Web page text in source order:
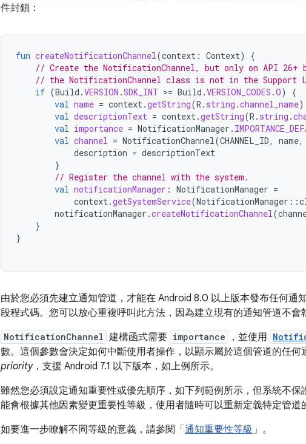
件封鎖：
fun createNotificationChannel(context : Context)
{
// Create the NotificationChannel, but only on API 26+
// the NotificationChannel class is not in the Support
if (Build .VERSION .SDK_INT >= Build .VERSION_CODES .O)
{
val name = context.getString(R . string .channel_name)
val descriptionText = context.getString(R . string .
val importance = NotificationManager .
val channel = NotificationChannel(CHANNEL_ID, name,
description = descriptionText
}
// Register the channel with the system.
val notificationManager : NotificationManager =
context.getSystemService(NotificationManager ::
notificationManager .createNotificationChannel(
}
}
由於您必須先建立通知管道，才能在 Android 8.0 以上版本發布任何通
段程式碼。您可以放心重複呼叫此方法，因為建立現有的通知管道不會
NotificationChannel 建構函式需要 importance ，並使用
數。這個參數會決定如何中斷使用者操作，以顯示屬於這個管道的任何
priority，支援 Android 7.1 以下版本，如上例所示。
雖然您必須設定通知重要性或優先順序，如下列範例所示，但系統不
能會根據其他因素變更重要性等級，使用者隨時可以重新定義特定管道
如要進一步瞭解不同等級的意義，請參閱「通知重要性等級 」。